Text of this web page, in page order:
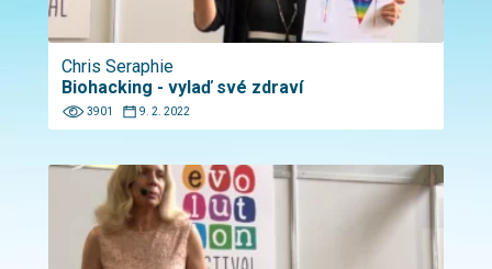
Chris Seraphie
Biohacking - vylaď své zdraví
3901 9. 2. 2022